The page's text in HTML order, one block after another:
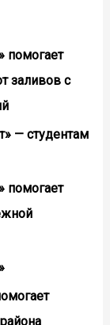
помогает
заливов с
— студентам
помогает